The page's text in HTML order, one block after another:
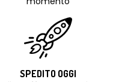
SPEDITO OGGI